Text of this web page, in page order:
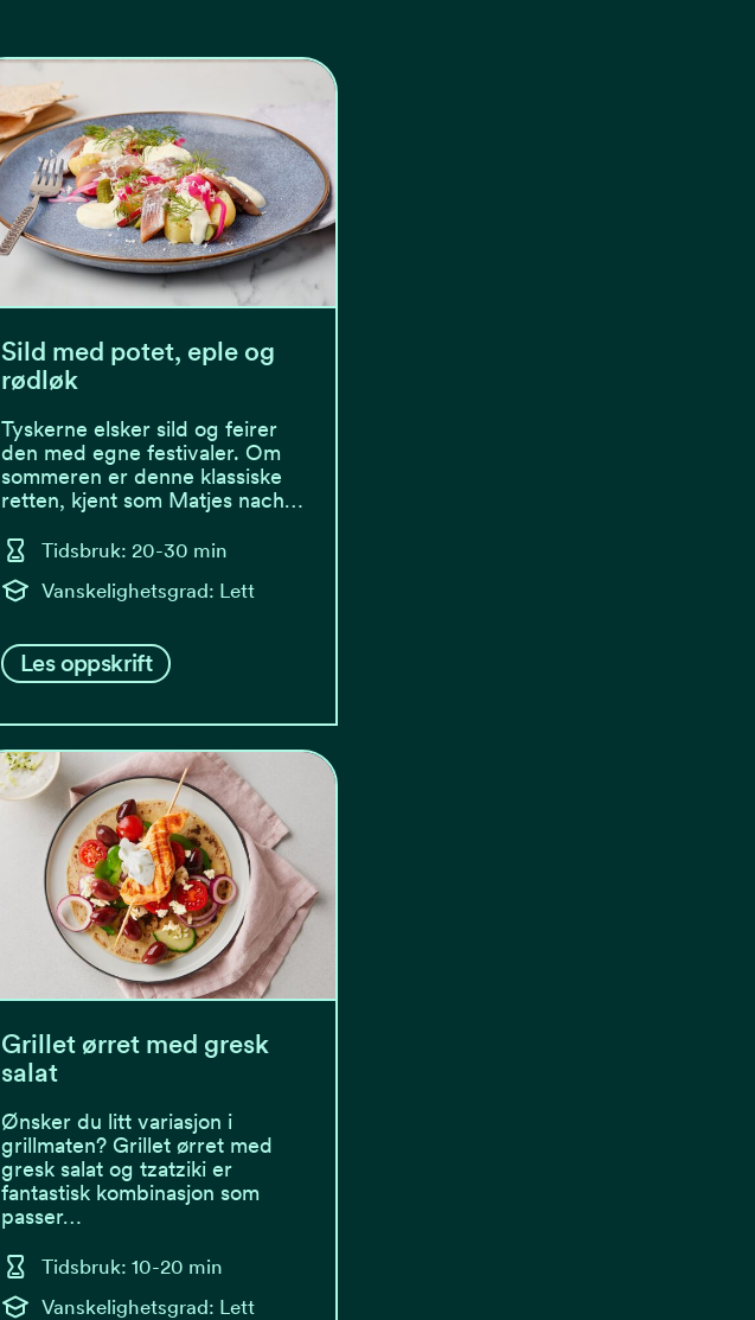
Sild med potet, eple og
rødløk
Tyskerne elsker sild og feirer
den med egne festivaler. Om
sommeren er denne klassiske
retten, kjent som Matjes nach…
Tidsbruk: 20-30 min
Vanskelighetsgrad: Lett
Les oppskrift
Grillet ørret med gresk
salat
Ønsker du litt variasjon i
grillmaten? Grillet ørret med
gresk salat og tzatziki er
fantastisk kombinasjon som
passer…
Tidsbruk: 10-20 min
Vanskelighetsgrad: Lett